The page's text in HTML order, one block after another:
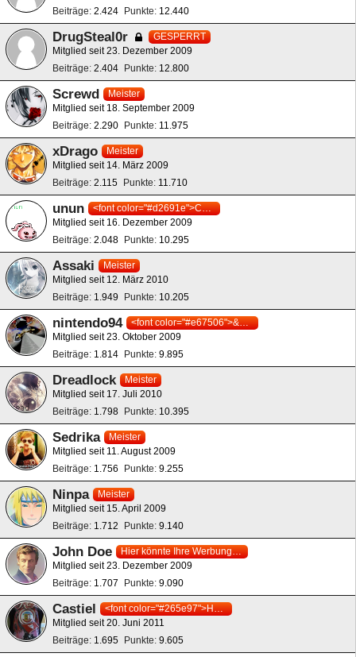
Beiträge 2.424 Punkte 12.440
DrugSteal0r
GESPERRT
Mitglied seit 23. Dezember 2009
Beiträge 2.404 Punkte 12.800
Screwd
Meister
Mitglied seit 18. September 2009
Beiträge 2.290 Punkte 11.975
xDrago
Meister
Mitglied seit 14. März 2009
Beiträge 2.115 Punkte 11.710
unun
<font color="#d2691e">Core Freak!</font>
Mitglied seit 16. Dezember 2009
Beiträge 2.048 Punkte 10.295
Assaki
Meister
Mitglied seit 12. März 2010
Beiträge 1.949 Punkte 10.205
nintendo94
<font color="#e67506">&#1052;-&#1057;&#1086;&#1103;&#1077; &#1052;&#1072;s&#1082;&#1086;&#1090;&#1090;&#1089;&#1085;&#1077;&#1080;</font>
Mitglied seit 23. Oktober 2009
Beiträge 1.814 Punkte 9.895
Dreadlock
Meister
Mitglied seit 17. Juli 2010
Beiträge 1.798 Punkte 10.395
Sedrika
Meister
Mitglied seit 11. August 2009
Beiträge 1.756 Punkte 9.255
Ninpa
Meister
Mitglied seit 15. April 2009
Beiträge 1.712 Punkte 9.140
John Doe
Hier könnte Ihre Werbung stehen!
Mitglied seit 23. Dezember 2009
Beiträge 1.707 Punkte 9.090
Castiel
<font color="#265e97">HOLSTEIN KIEL</font>
Mitglied seit 20. Juni 2011
Beiträge 1.695 Punkte 9.605